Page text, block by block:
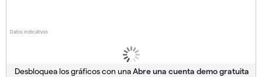
Datos indicativos
Desbloquea los gráficos con una